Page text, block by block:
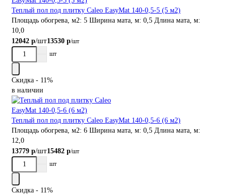
Теплый пол под плитку Caleo EasyMat 140-0,5-5 (5 м2)
Площадь обогрева, м2: 5 Ширина мата, м: 0,5 Длина мата, м:
10,0
12042 р/шт13530 р/шт
шт
Скидка - 11%
в наличии
Теплый пол под плитку Caleo EasyMat 140-0,5-6 (6 м2)
Площадь обогрева, м2: 6 Ширина мата, м: 0,5 Длина мата, м:
12,0
13779 р/шт15482 р/шт
шт
Скидка - 11%